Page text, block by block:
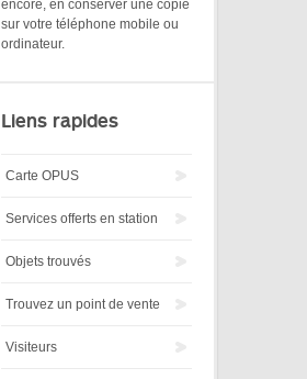
encore, en conserver une copie
sur votre téléphone mobile ou
ordinateur.
Liens rapides
Carte OPUS
Services offerts en station
Objets trouvés
Trouvez un point de vente
Visiteurs